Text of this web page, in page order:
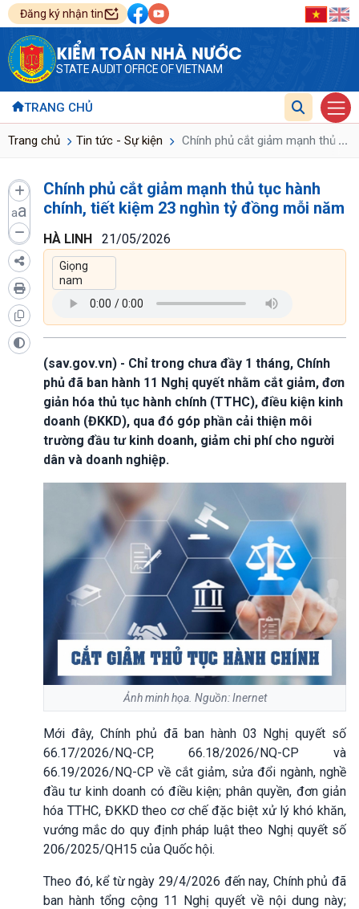
Đăng ký nhận tin
KIỂM TOÁN NHÀ NƯỚC
STATE AUDIT OFFICE OF VIETNAM
TRANG CHỦ
Trang chủ Tin tức - Sự kiện Chính phủ cắt giảm mạnh thủ...
aa
Chính phủ cắt giảm mạnh thủ tục hành
chính, tiết kiệm 23 nghìn tỷ đồng mỗi năm
HÀ LINH 21/05/2026
(sav.gov.vn) - Chỉ trong chưa đầy 1 tháng, Chính
phủ đã ban hành 11 Nghị quyết nhằm cắt giảm, đơn
giản hóa thủ tục hành chính (TTHC), điều kiện kinh
doanh (ĐKKD), qua đó góp phần cải thiện môi
trường đầu tư kinh doanh, giảm chi phí cho người
dân và doanh nghiệp.
Ảnh minh họa. Nguồn: Inernet
Mới đây, Chính phủ đã ban hành 03 Nghị quyết số
66.17/2026/NQ-CP, 66.18/2026/NQ-CP và
66.19/2026/NQ-CP về cắt giảm, sửa đổi ngành, nghề
đầu tư kinh doanh có điều kiện; phân quyền, đơn giản
hóa TTHC, ĐKKD theo cơ chế đặc biệt xử lý khó khăn,
vướng mắc do quy định pháp luật theo Nghị quyết số
206/2025/QH15 của Quốc hội.
Theo đó, kể từ ngày 29/4/2026 đến nay, Chính phủ đã
ban hành tổng cộng 11 Nghị quyết về nội dung này;